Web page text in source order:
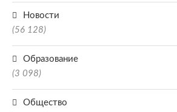
Новости
(56 128)
Образование
(3 098)
Общество